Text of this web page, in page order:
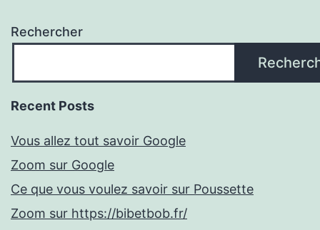
Rechercher
Recent Posts
Vous allez tout savoir Google
Zoom sur Google
Ce que vous voulez savoir sur Poussette
Zoom sur https://bibetbob.fr/